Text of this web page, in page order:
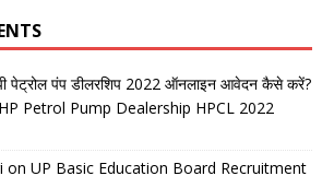
पेट्रोल पंप डीलरशिप 2022 ऑनलाइन आवेदन कैसे करें?
Petrol Pump Dealership HPCL 2022
on UP Basic Education Board Recruitment